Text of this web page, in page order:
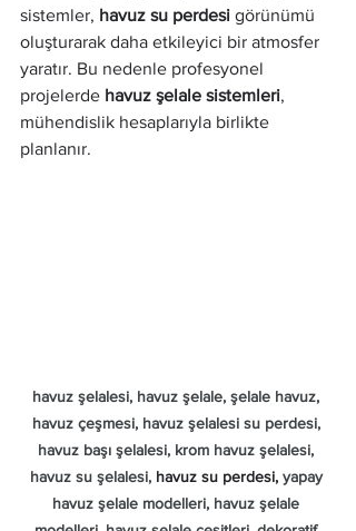
sistemler, havuz su perdesi görünümü
oluşturarak daha etkileyici bir atmosfer
yaratır. Bu nedenle profesyonel
projelerde havuz şelale sistemleri,
mühendislik hesaplarıyla birlikte
planlanır.
havuz şelalesi, havuz şelale, şelale havuz,
havuz çeşmesi, havuz şelalesi su perdesi,
havuz başı şelalesi, krom havuz şelalesi,
havuz su şelalesi, havuz su perdesi, yapay
havuz şelale modelleri, havuz şelale